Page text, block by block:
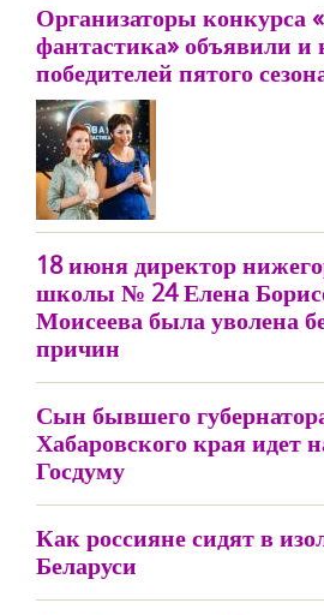
Организаторы конкурса
фантастика» объявили и
победителей пятого
18 июня директор
школы № 24 Елена
Моисеева была уволена
причин
Сын бывшего
Хабаровского края идет
Госдуму
Как россияне сидят в
Беларуси